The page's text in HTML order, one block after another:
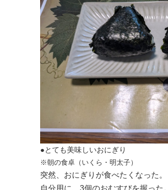
●とても美味しいおにぎり
※朝の食卓（いくら・明太子）
突然、おにぎりが食べたくなった。
自分用に、3個のおむすびを握った。